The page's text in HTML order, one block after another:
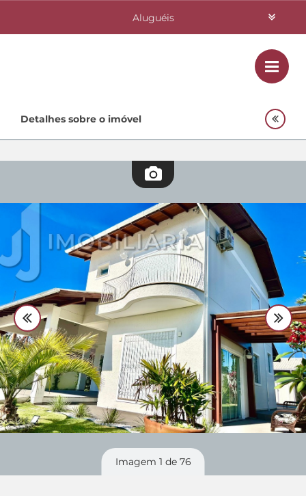
Aluguéis
Investimentos
Quem Somos
Contato
Fale Conosco 48 3364-0079
Plantão 48 99842-0500
Divulgue seu imóvel
Detalhes sobre o imóvel
Imagem 1 de 76